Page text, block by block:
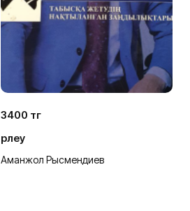
3400 тг
Өрлеу
Аманжол Рысмендиев